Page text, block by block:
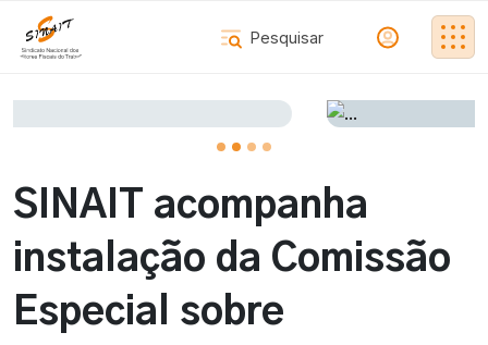
SINAIT acompanha
instalação da Comissão
Especial sobre